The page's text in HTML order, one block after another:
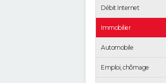
Débit Internet
Immobilier
Automobile
Emploi, chômage